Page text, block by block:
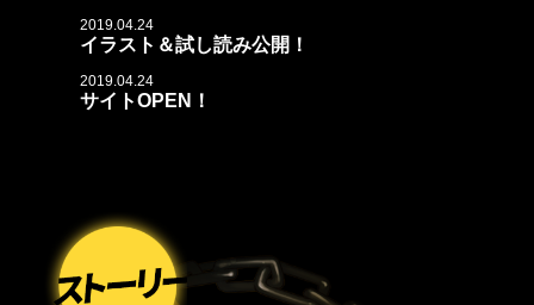
2019.04.24
イラスト＆試し読み公開！
2019.04.24
サイトOPEN！